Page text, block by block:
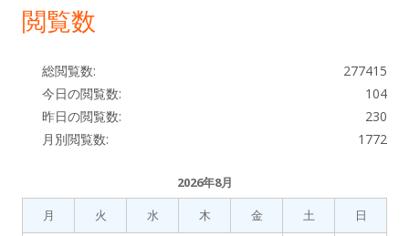
バ
ー
閲覧数
277415
総閲覧数:
104
今日の閲覧数:
230
昨日の閲覧数:
1772
月別閲覧数:
2026年8月
月
火 水 木 金 土 日